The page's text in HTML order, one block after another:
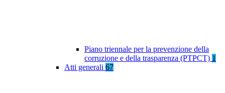
Piano triennale per la prevenzione della
corruzione e della trasparenza (PTPCT) 1
Atti generali 67